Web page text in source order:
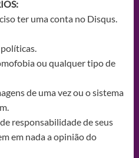
ter uma conta no Disqus.
ou qualquer tipo de
de uma vez ou o sistema
responsabilidade de seus
em nada a opinião do